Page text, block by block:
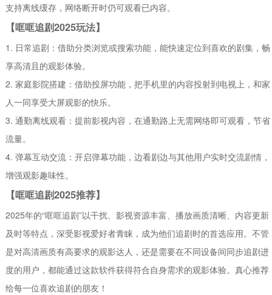
支持离线缓存，网络断开时仍可观看已内容。
【哐哐追剧2025玩法】
1. 日常追剧：借助分类浏览或搜索功能，能快速定位到喜欢的剧集，畅
享高清且的观影体验。
2. 家庭影院搭建：借助投屏功能，把手机里的内容投射到电视上，和家
人一同享受大屏观影的快乐。
3. 通勤离线观看：提前影视内容，在通勤路上无需网络即可观看，节省
流量。
4. 弹幕互动交流：开启弹幕功能，边看剧边与其他用户实时交流剧情，
增强观影趣味性。
【哐哐追剧2025推荐】
2025年的“哐哐追剧”以干扰、影视资源丰富、播放画质清晰、内容更新
及时等特点，深受影视爱好者青睐，成为他们追剧时的首选应用。不管
是对高清画质有高要求的观影达人，还是需要在不同设备间同步追剧进
度的用户，都能通过这款软件获得符合自身需求的观影体验。真心推荐
给每一位喜欢追剧的朋友！